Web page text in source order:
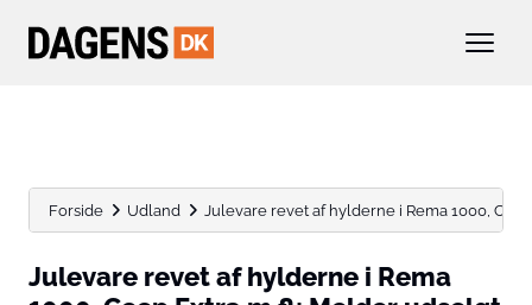
Forside Udland Julevare revet af hylderne i Rema 1000, Coop
Julevare revet af hylderne i Rema